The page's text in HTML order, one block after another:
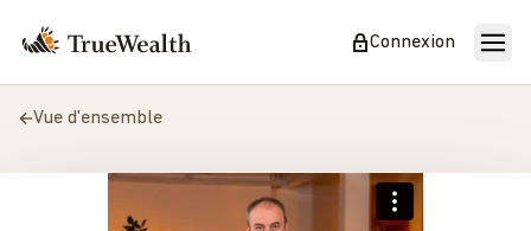
Connexion
Vue d'ensemble